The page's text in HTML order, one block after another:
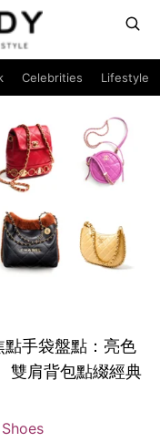
Celebrities Lifestyle
手袋盤點：亮色
雙肩背包點綴經典